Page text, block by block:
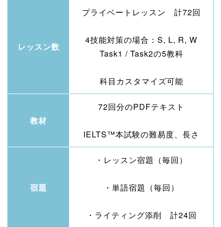
レッスン数
プライベートレッスン 計72回
4技能対策の場合：S, L, R, W
Task1 / Task2の5教科
科目カスタマイズ可能
教材
72回分のPDFテキスト
IELTS™本試験の難易度、長さ
宿題
・レッスン宿題（毎回）
・単語宿題（毎回）
・ライティング添削 計24回